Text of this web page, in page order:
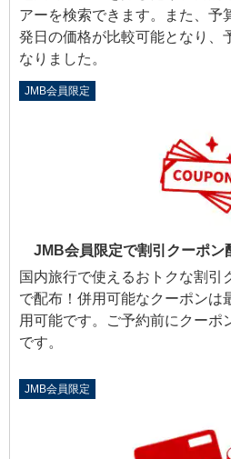
アーを検索できます。また、予
発日の価格が比較可能となり、
なりました。
JMB会員限定
JMB会員限定で割引クーポン
国内旅行で使えるおトクな割引
で配布！併用可能なクーポンは
用可能です。ご予約前にクーポ
です。
JMB会員限定